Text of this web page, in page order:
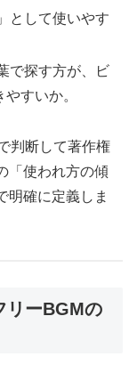
として使いやす
で探す方が、ビ
すいか。
判断して著作権
「使われ方の傾
明確に定義しま
リーBGMの